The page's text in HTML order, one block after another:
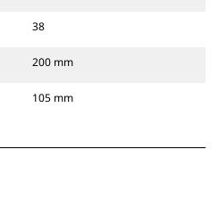
38
200 mm
105 mm